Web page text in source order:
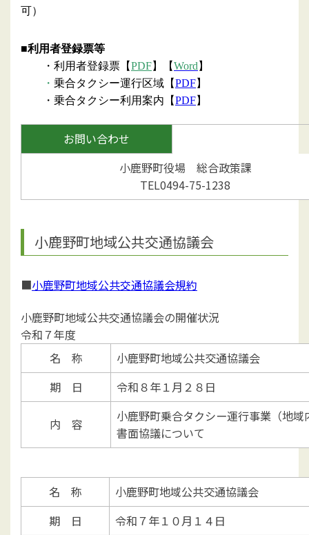
可）
■利用者登録票等
・利用者登録票【PDF】【Word 】
・ 乗合タクシー運行区域【PDF】
・乗合タクシー利用案内【PDF】
お問い合わせ
小鹿野町役場 総合政策課
TEL0494-75-1238
小鹿野町地域公共交通協議会
■小鹿野町地域公共交通協議会規約
小鹿野町地域公共交通協議会の開催状況
令和７年度
名 称
小鹿野町地域公共交通協議会
期 日
令和８年１月２８日
内 容
小鹿野町乗合タクシー運行事業（地
書面協議について
名 称
小鹿野町地域公共交通協議会
期 日
令和７年１０月１４日